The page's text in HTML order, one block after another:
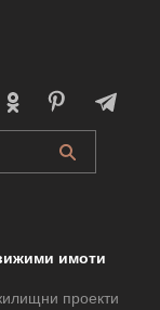
имоти
проекти